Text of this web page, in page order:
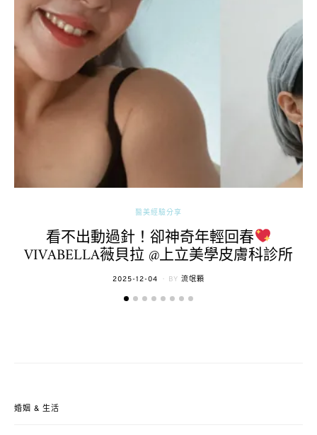
醫美經驗分享
看不出動過針！卻神奇年輕回春
VIVABELLA薇貝拉 @上立美學皮膚科診所
POSTED
2025-12-04 BY 流氓顆
婚姻 & 生活